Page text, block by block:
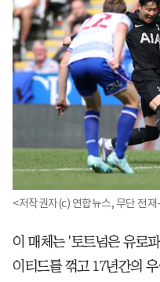
<저작권자(c) 연합뉴스, 무단 전
이 매체는 '토트넘은 유로
이티드를 꺾고 17년간의